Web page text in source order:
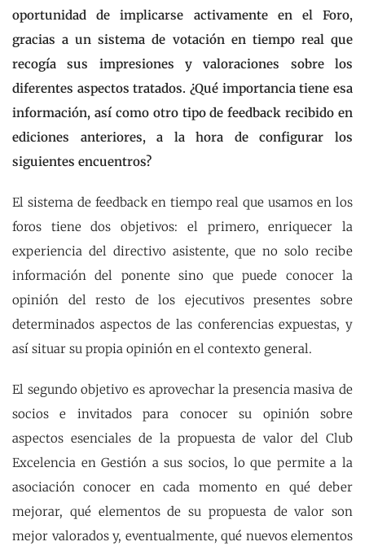
oportunidad de implicarse activamente en el Foro,
gracias a un sistema de votación en tiempo real que
recogía sus impresiones y valoraciones sobre los
diferentes aspectos tratados. ¿Qué importancia tiene esa
información, así como otro tipo de feedback recibido en
ediciones anteriores, a la hora de configurar los
siguientes encuentros?
El sistema de feedback en tiempo real que usamos en los
foros tiene dos objetivos: el primero, enriquecer la
experiencia del directivo asistente, que no solo recibe
información del ponente sino que puede conocer la
opinión del resto de los ejecutivos presentes sobre
determinados aspectos de las conferencias expuestas, y
así situar su propia opinión en el contexto general.
El segundo objetivo es aprovechar la presencia masiva de
socios e invitados para conocer su opinión sobre
aspectos esenciales de la propuesta de valor del Club
Excelencia en Gestión a sus socios, lo que permite a la
asociación conocer en cada momento en qué deber
mejorar, qué elementos de su propuesta de valor son
mejor valorados y, eventualmente, qué nuevos elementos